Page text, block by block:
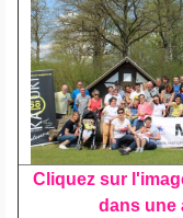
Cliquez sur
dans une